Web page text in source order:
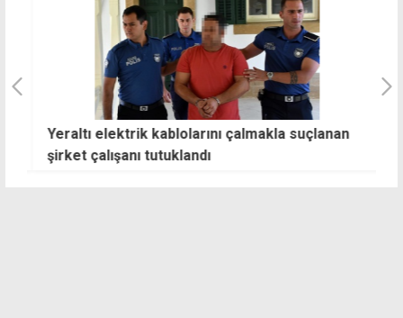
Yeraltı elektrik kablolarını çalmakla suçlanan
şirket çalışanı tutuklandı